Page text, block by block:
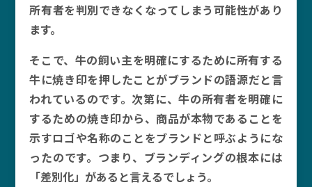
所有者を判別できなくなってしまう可能性があり
ます。
そこで、牛の飼い主を明確にするために所有する
牛に焼き印を押したことがブランドの語源だと言
われているのです。次第に、牛の所有者を明確に
するための焼き印から、商品が本物であることを
示すロゴや名称のことをブランドと呼ぶようにな
ったのです。つまり、ブランディングの根本には
「差別化」があると言えるでしょう。